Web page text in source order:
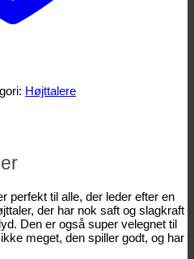
Højttalere
perfekt til alle, der leder efter en
der har nok saft og slagkraft
Den er også super velegnet til
meget, den spiller godt, og har